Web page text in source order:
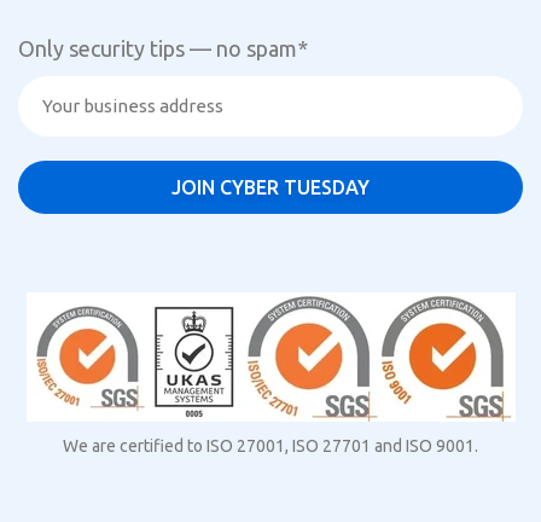
Only security tips — no spam*
We are certified to ISO 27001, ISO 27701 and ISO 9001.